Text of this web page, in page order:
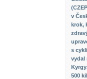
v
krok,
s
vydal
500